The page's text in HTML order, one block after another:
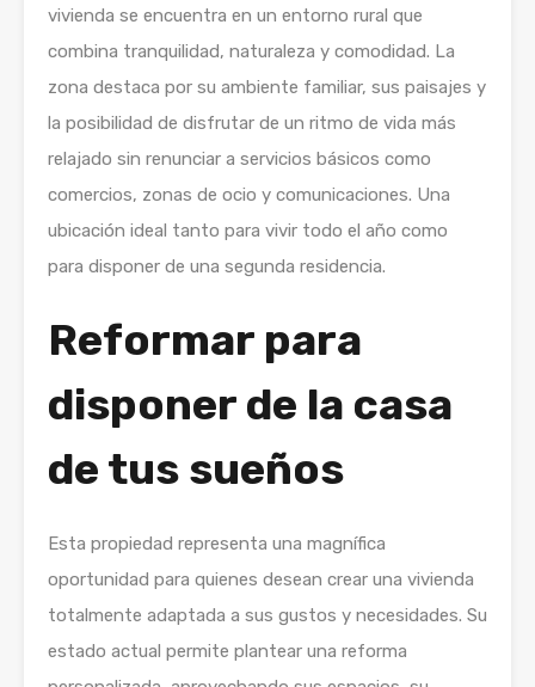
vivienda se encuentra en un entorno rural que
combina tranquilidad, naturaleza y comodidad. La
zona destaca por su ambiente familiar, sus paisajes y
la posibilidad de disfrutar de un ritmo de vida más
relajado sin renunciar a servicios básicos como
comercios, zonas de ocio y comunicaciones. Una
ubicación ideal tanto para vivir todo el año como
para disponer de una segunda residencia.
Reformar para
disponer de la casa
de tus sueños
Esta propiedad representa una magnífica
oportunidad para quienes desean crear una vivienda
totalmente adaptada a sus gustos y necesidades. Su
estado actual permite plantear una reforma